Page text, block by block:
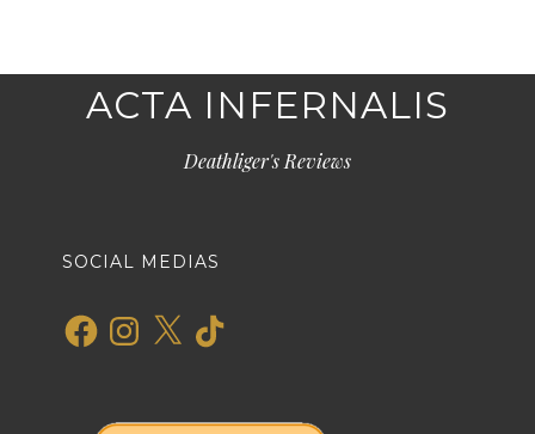
ACTA INFERNALIS
Deathliger's Reviews
SOCIAL MEDIAS
FacebookInstagram
X TikTok